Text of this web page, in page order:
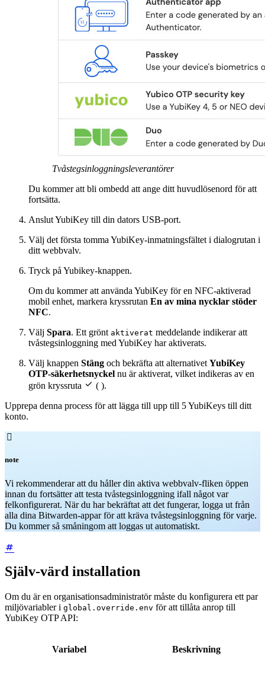
Tvåstegsinloggningsleverantörer
Du kommer att bli ombedd att ange ditt huvudlösenord för att
fortsätta.
Anslut YubiKey till din dators USB-port.
Välj det första tomma YubiKey-inmatningsfältet i dialogrutan i
ditt webbvalv.
Tryck på Yubikey-knappen.
Om du kommer att använda YubiKey för en NFC-aktiverad
mobil enhet, markera kryssrutan En av mina nycklar stöder
NFC.
Välj Spara. Ett grönt aktiverat meddelande indikerar att
tvåstegsinloggning med YubiKey har aktiverats.
Välj knappen Stäng och bekräfta att alternativet YubiKey
OTP-säkerhetsnyckel nu är aktiverat, vilket indikeras av en
grön kryssruta  ( ).
Upprepa denna process för att lägga till upp till 5 YubiKeys till ditt
konto.

note
Vi rekommenderar att du håller din aktiva webbvalv-fliken öppen
innan du fortsätter att testa tvåstegsinloggning ifall något var
felkonfigurerat. När du har bekräftat att det fungerar, logga ut från
alla dina Bitwarden-appar för att kräva tvåstegsinloggning för varje.
Du kommer så småningom att loggas ut automatiskt.
Själv-värd installation
Om du är en organisationsadministratör måste du konfigurera ett par
miljövariabler i global.override.env för att tillåta anrop till
YubiKey OTP API:
Variabel Beskrivning